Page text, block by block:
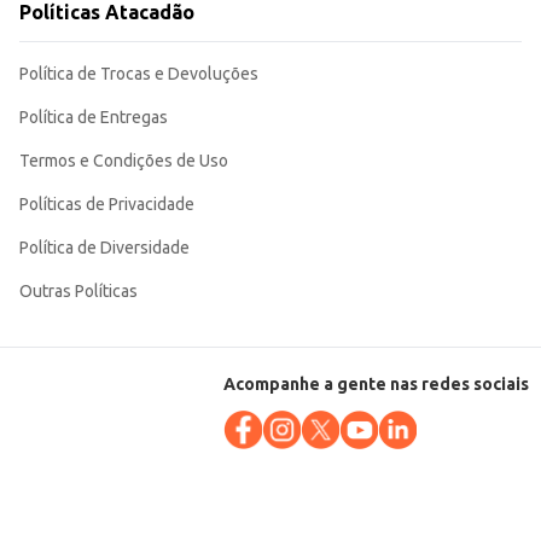
Políticas Atacadão
Política de Trocas e Devoluções
Política de Entregas
Termos e Condições de Uso
Políticas de Privacidade
Política de Diversidade
Outras Políticas
Acompanhe a gente nas redes sociais